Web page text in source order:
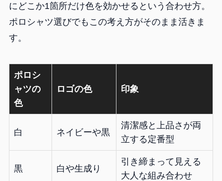
にどこか1箇所だけ色を効かせるという合わせ方。
ポロシャツ選びでもこの考え方がそのまま活きま
す。
ポロシ
ャツの
色
ロゴの色 印象
白 ネイビーや黒
清潔感と上品さが両
立する定番型
黒 白や生成り
引き締まって見える
大人な組み合わせ